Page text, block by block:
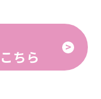
こちら